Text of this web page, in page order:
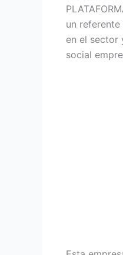
un
en el sector
social